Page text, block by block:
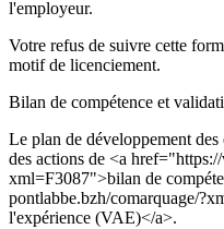
l'employeur.
Votre refus de suivre cette
motif de licenciement.
Bilan de compétence et
Le plan de développement
des actions de <a
xml=F3087">bilan de
pontlabbe.bzh/comarquage/
l'expérience (VAE)</a>.